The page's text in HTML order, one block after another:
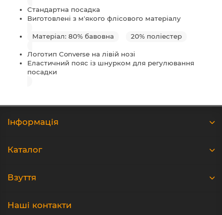
Стандартна посадка
Виготовлені з м'якого флісового матеріалу
Матеріал: 80% бавовна 20% поліестер
Логотип Converse на лівій нозі
Еластичний пояс із шнурком для регулювання
посадки
Iнформація
Каталог
Взуття
Наші контакти